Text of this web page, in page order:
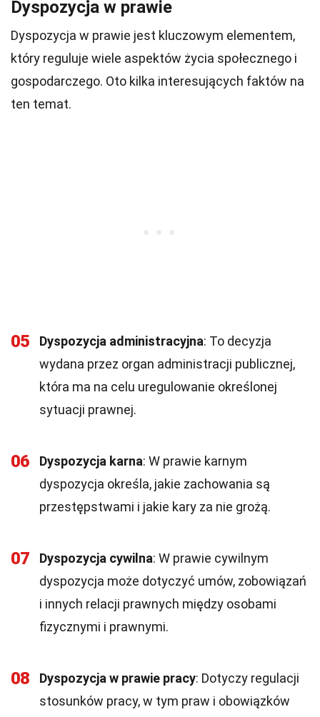
Dyspozycja w prawie
Dyspozycja w prawie jest kluczowym elementem,
który reguluje wiele aspektów życia społecznego i
gospodarczego. Oto kilka interesujących faktów na
ten temat.
05 Dyspozycja administracyjna: To decyzja
wydana przez organ administracji publicznej,
która ma na celu uregulowanie określonej
sytuacji prawnej.
06 Dyspozycja karna: W prawie karnym
dyspozycja określa, jakie zachowania są
przestępstwami i jakie kary za nie grożą.
07 Dyspozycja cywilna: W prawie cywilnym
dyspozycja może dotyczyć umów, zobowiązań
i innych relacji prawnych między osobami
fizycznymi i prawnymi.
08 Dyspozycja w prawie pracy: Dotyczy regulacji
stosunków pracy, w tym praw i obowiązków